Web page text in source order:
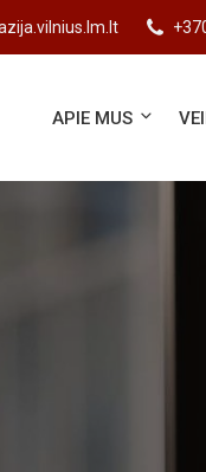
APIE MUS